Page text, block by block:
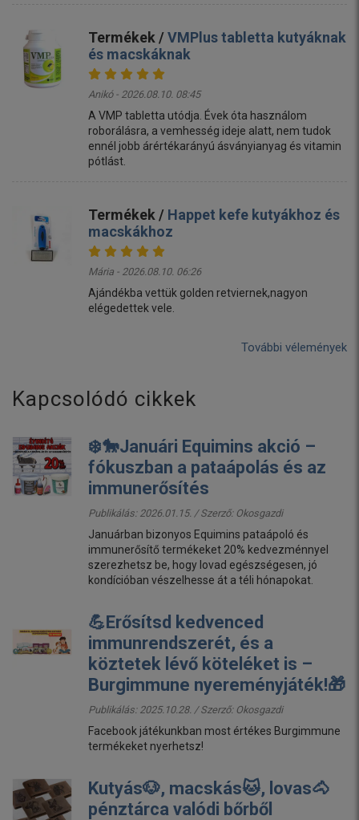
Termékek /VMPlus tabletta kutyáknak
és macskáknak
Anikó - 2026.08.10. 08:45
A VMP tabletta utódja. Évek óta használom
roborálásra, a vemhesség ideje alatt, nem tudok
ennél jobb árértékarányú ásványianyag és vitamin
pótlást.
Termékek / Happet kefe kutyákhoz és
macskákhoz
Mária - 2026.08.10. 06:26
Ajándékba vettük golden retviernek,nagyon
elégedettek vele.
További vélemények
Kapcsolódó cikkek
❄️🐎Januári Equimins akció –
fókuszban a pataápolás és az
immunerősítés
Publikálás: 2026.01.15. / Szerző: Okosgazdi
Januárban bizonyos Equimins pataápoló és
immunerősítő termékeket 20% kedvezménnyel
szerezhetsz be, hogy lovad egészségesen, jó
kondícióban vészelhesse át a téli hónapokat.
💪Erősítsd kedvenced
immunrendszerét, és a
köztetek lévő köteléket is –
Burgimmune nyereményjáték!🎁
Publikálás: 2025.10.28. / Szerző: Okosgazdi
Facebook játékunkban most értékes Burgimmune
termékeket nyerhetsz!
Kutyás🐶, macskás🐱, lovas🐴
pénztárca valódi bőrből